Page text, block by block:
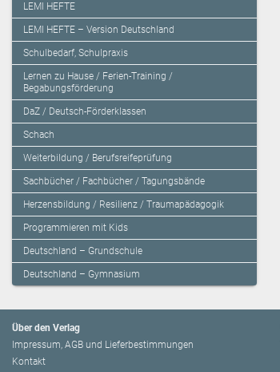
LEMI HEFTE
LEMI HEFTE – Version Deutschland
Schulbedarf, Schulpraxis
Lernen zu Hause / Ferien-Training /
Begabungsförderung
DaZ / Deutsch-Förderklassen
Schach
Weiterbildung / Berufsreifeprüfung
Sachbücher / Fachbücher / Tagungsbände
Herzensbildung / Resilienz / Traumapädagogik
Programmieren mit Kids
Deutschland – Grundschule
Deutschland – Gymnasium
Über den Verlag
Impressum, AGB und Lieferbestimmungen
Kontakt